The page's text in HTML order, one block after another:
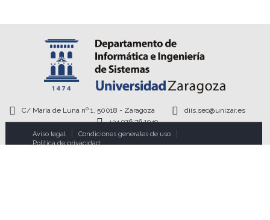
C/ María de Luna nº 1, 50018 - Zaragoza
diis.sec@unizar.es
+34 976 76 1949
Aviso legal
Condiciones generales de uso
Política de privacidad